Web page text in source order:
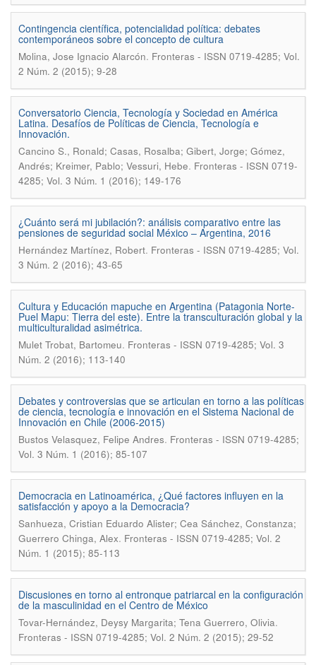
Contingencia científica, potencialidad política: debates
contemporáneos sobre el concepto de cultura
Molina, Jose Ignacio Alarcón. Fronteras - ISSN 0719-4285; Vol.
2 Núm. 2 (2015); 9-28
Conversatorio Ciencia, Tecnología y Sociedad en América
Latina. Desafíos de Políticas de Ciencia, Tecnología e
Innovación.
Cancino S., Ronald; Casas, Rosalba; Gibert, Jorge; Gómez,
Andrés; Kreimer, Pablo; Vessuri, Hebe. Fronteras - ISSN 0719-
4285; Vol. 3 Núm. 1 (2016); 149-176
¿Cuánto será mi jubilación?: análisis comparativo entre las
pensiones de seguridad social México – Argentina, 2016
Hernández Martínez, Robert. Fronteras - ISSN 0719-4285; Vol.
3 Núm. 2 (2016); 43-65
Cultura y Educación mapuche en Argentina (Patagonia Norte-
Puel Mapu: Tierra del este). Entre la transculturación global y la
multiculturalidad asimétrica.
Mulet Trobat, Bartomeu. Fronteras - ISSN 0719-4285; Vol. 3
Núm. 2 (2016); 113-140
Debates y controversias que se articulan en torno a las políticas
de ciencia, tecnología e innovación en el Sistema Nacional de
Innovación en Chile (2006-2015)
Bustos Velasquez, Felipe Andres. Fronteras - ISSN 0719-4285;
Vol. 3 Núm. 1 (2016); 85-107
Democracia en Latinoamérica, ¿Qué factores influyen en la
satisfacción y apoyo a la Democracia?
Sanhueza, Cristian Eduardo Alister; Cea Sánchez, Constanza;
Guerrero Chinga, Alex. Fronteras - ISSN 0719-4285; Vol. 2
Núm. 1 (2015); 85-113
Discusiones en torno al entronque patriarcal en la configuración
de la masculinidad en el Centro de México
Tovar-Hernández, Deysy Margarita; Tena Guerrero, Olivia.
Fronteras - ISSN 0719-4285; Vol. 2 Núm. 2 (2015); 29-52